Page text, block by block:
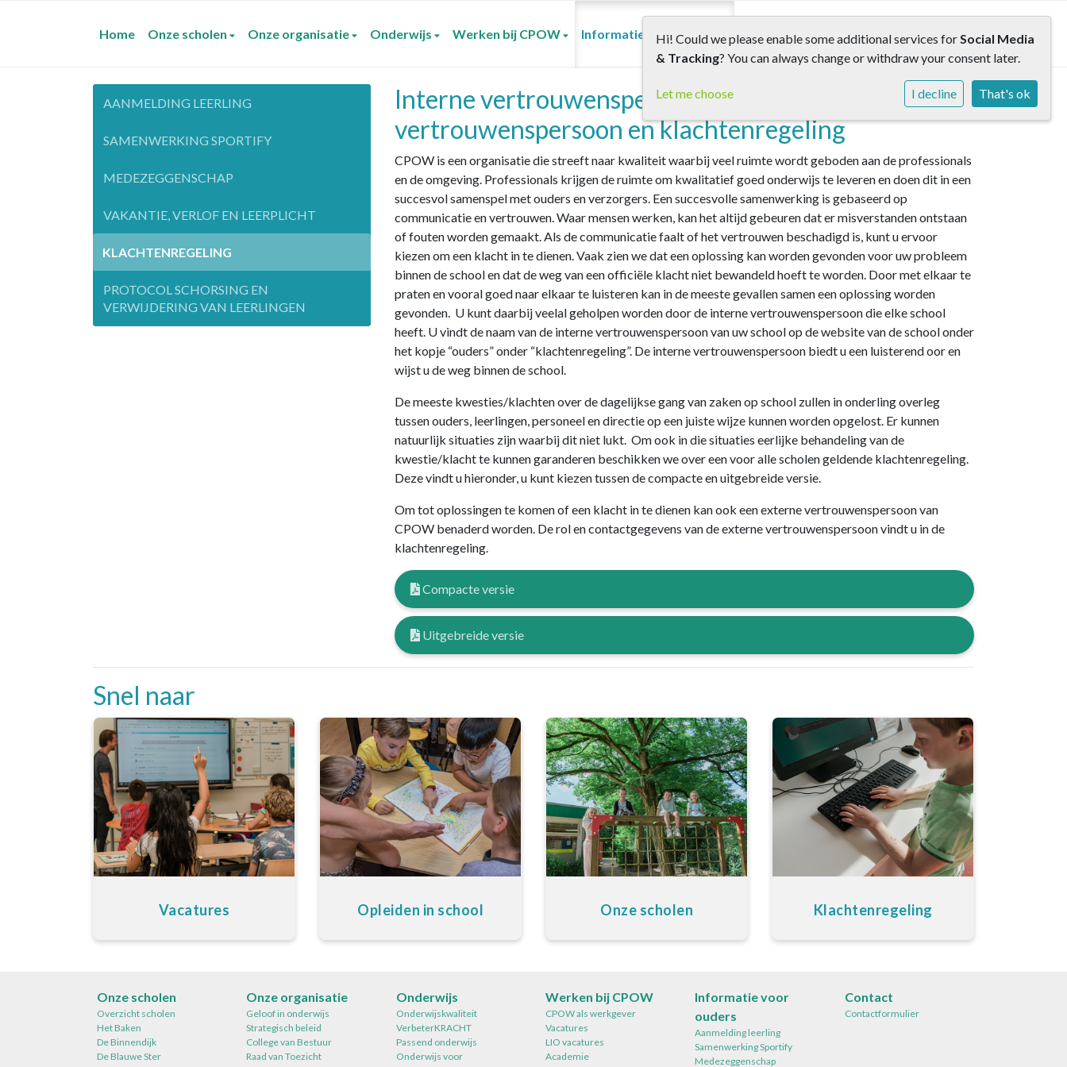
Home Onze scholen Onze organisatie Onderwijs Werken bij CPOW Informatie voor ouders Contact
AANMELDING LEERLING
SAMENWERKING SPORTIFY
MEDEZEGGENSCHAP
VAKANTIE, VERLOF EN LEERPLICHT
KLACHTENREGELING
PROTOCOL SCHORSING EN
VERWIJDERING VAN LEERLINGEN
Interne vertrouwenspersoon, externe
vertrouwenspersoon en klachtenregeling
CPOW is een organisatie die streeft naar kwaliteit waarbij veel ruimte wordt geboden aan de professionals
en de omgeving. Professionals krijgen de ruimte om kwalitatief goed onderwijs te leveren en doen dit in een
succesvol samenspel met ouders en verzorgers. Een succesvolle samenwerking is gebaseerd op
communicatie en vertrouwen. Waar mensen werken, kan het altijd gebeuren dat er misverstanden ontstaan
of fouten worden gemaakt. Als de communicatie faalt of het vertrouwen beschadigd is, kunt u ervoor
kiezen om een klacht in te dienen. Vaak zien we dat een oplossing kan worden gevonden voor uw probleem
binnen de school en dat de weg van een officiële klacht niet bewandeld hoeft te worden. Door met elkaar te
praten en vooral goed naar elkaar te luisteren kan in de meeste gevallen samen een oplossing worden
gevonden. U kunt daarbij veelal geholpen worden door de interne vertrouwenspersoon die elke school
heeft. U vindt de naam van de interne vertrouwenspersoon van uw school op de website van de school onder
het kopje “ouders” onder “klachtenregeling”. De interne vertrouwenspersoon biedt u een luisterend oor en
wijst u de weg binnen de school.
De meeste kwesties/klachten over de dagelijkse gang van zaken op school zullen in onderling overleg
tussen ouders, leerlingen, personeel en directie op een juiste wijze kunnen worden opgelost. Er kunnen
natuurlijk situaties zijn waarbij dit niet lukt. Om ook in die situaties eerlijke behandeling van de
kwestie/klacht te kunnen garanderen beschikken we over een voor alle scholen geldende klachtenregeling.
Deze vindt u hieronder, u kunt kiezen tussen de compacte en uitgebreide versie.
Om tot oplossingen te komen of een klacht in te dienen kan ook een externe vertrouwenspersoon van
CPOW benaderd worden. De rol en contactgegevens van de externe vertrouwenspersoon vindt u in de
klachtenregeling.
Compacte versie
Uitgebreide versie
Snel naar
Vacatures Opleiden in school Onze scholen Klachtenregeling
Onze scholen
Overzicht scholen
Het Baken
De Binnendijk
De Blauwe Ster
Onze organisatie
Geloof in onderwijs
Strategisch beleid
College van Bestuur
Raad van Toezicht
Onderwijs
Onderwijskwaliteit
VerbeterKRACHT
Passend onderwijs
Onderwijs voor
Werken bij CPOW
CPOW als werkgever
Vacatures
LIO vacatures
Academie
Informatie voor
ouders
Aanmelding leerling
Samenwerking Sportify
Medezeggenschap
Contact
Contactformulier
Hi! Could we please enable some additional services forSocial Media
& Tracking? You can always change or withdraw your consent later.
Let me choose I decline That's ok